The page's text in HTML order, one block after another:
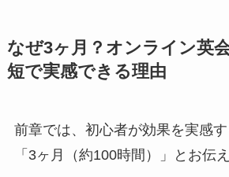
なぜ3ヶ月？オンライン英
短で実感できる理由
前章では、初心者が効果を実感
「3ヶ月（約100時間）」とお伝